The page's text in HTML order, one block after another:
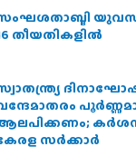
തീയതികളില്‍
കർശന
സർക്കാർ